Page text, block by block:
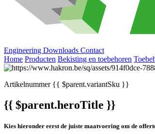
Engineering Downloads Contact
Home Producten Bekisting en toebehoren
Artikelnummer{{ $parent.variantSku }}
{{ $parent.heroTitle }}
Kies hieronder eerst de juiste maatvoering om de